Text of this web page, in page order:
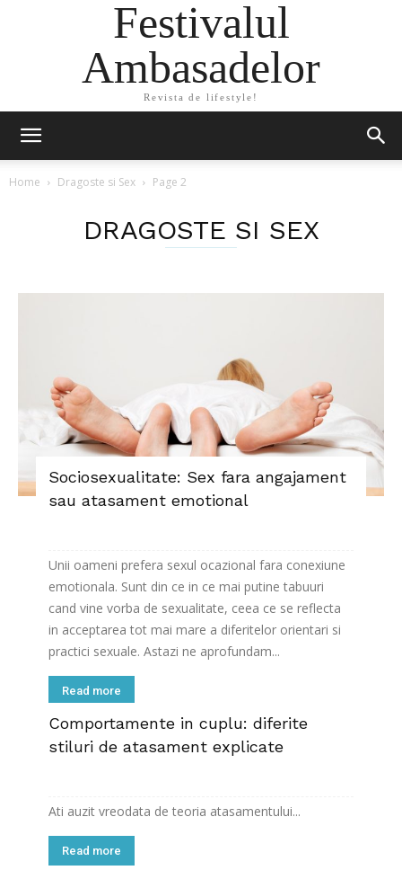
Festivalul
Ambasadelor
Revista de lifestyle!
Home Dragoste si Sex Page 2
DRAGOSTE SI SEX
Sociosexualitate: Sex fara angajament
sau atasament emotional
Unii oameni prefera sexul ocazional fara conexiune
emotionala. Sunt din ce in ce mai putine tabuuri
cand vine vorba de sexualitate, ceea ce se reflecta
in acceptarea tot mai mare a diferitelor orientari si
practici sexuale. Astazi ne aprofundam...
Read more
Comportamente in cuplu: diferite
stiluri de atasament explicate
Ati auzit vreodata de teoria atasamentului...
Read more